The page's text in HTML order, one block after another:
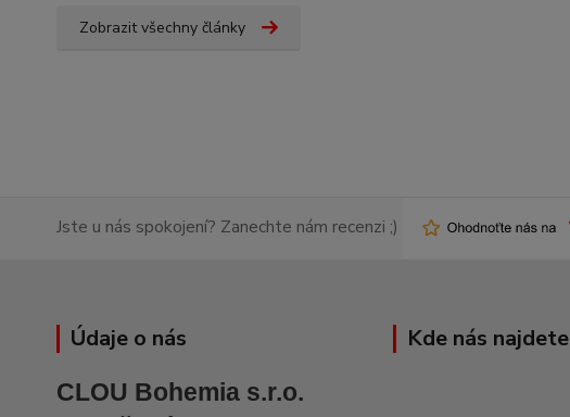
Zobrazit všechny články
Jste u nás spokojení? Zanechte nám recenzi ;)
Údaje o nás
CLOU Bohemia s.r.o.
Kde nás najdete